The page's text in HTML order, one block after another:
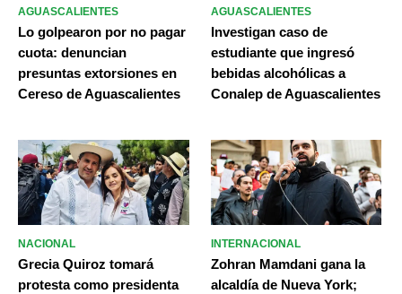
AGUASCALIENTES
Lo golpearon por no pagar
cuota: denuncian
presuntas extorsiones en
Cereso de Aguascalientes
AGUASCALIENTES
Investigan caso de
estudiante que ingresó
bebidas alcohólicas a
Conalep de Aguascalientes
NACIONAL
Grecia Quiroz tomará
protesta como presidenta
INTERNACIONAL
Zohran Mamdani gana la
alcaldía de Nueva York;